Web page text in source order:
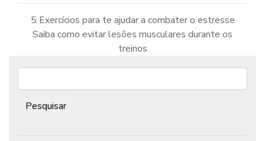
Navegação
5 Exercícios para te ajudar a combater o estresse
Saiba como evitar lesões musculares durante os
treinos